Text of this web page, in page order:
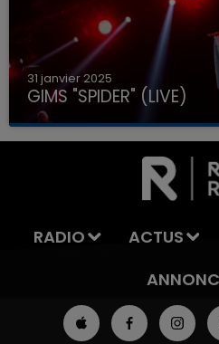
31 janvier 2025
GIMS "SPIDER" (LIVE)
RADIO ACTUS